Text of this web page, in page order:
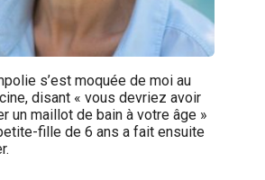
s’est moquée de moi au
disant « vous devriez avoir
un maillot de bain à votre âge »
fille de 6 ans a fait ensuite